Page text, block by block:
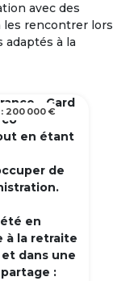
avec des
les rencontrer lors
à la
- Gard
en étant
de
en
à la retraite
dans une
:
200 000 €